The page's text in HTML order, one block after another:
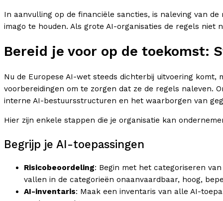
In aanvulling op de financiële sancties, is naleving van
imago te houden. Als grote AI-organisaties de regels
Bereid je voor op de toekomst:
Nu de Europese AI-wet steeds dichterbij uitvoering
voorbereidingen om te zorgen dat ze de regels naleven.
interne AI-bestuursstructuren en het waarborgen van
Hier zijn enkele stappen die je organisatie kan
Begrijp je AI-toepassingen
Risicobeoordeling: Begin met het categoriseren
vallen in de categorieën onaanvaardbaar, hoog,
AI-inventaris: Maak een inventaris van alle AI-